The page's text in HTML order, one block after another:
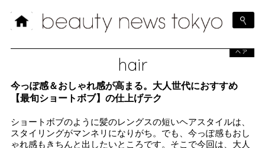
hair
ヘア
今っぽ感＆おしゃれ感が高まる。大人世代におすすめ
【最旬ショートボブ】の仕上げテク
ショートボブのように髪のレングスの短いヘアスタイルは、
スタイリングがマンネリになりがち。でも、今っぽ感もおし
ゃれ感もきちんと出したいところです。そこで今回は、大人